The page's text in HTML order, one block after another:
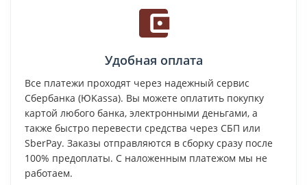
Удобная оплата
Все платежи проходят через надежный сервис
Сбербанка (ЮKassa). Вы можете оплатить покупку
картой любого банка, электронными деньгами, а
также быстро перевести средства через СБП или
SberPay. Заказы отправляются в сборку сразу после
100% предоплаты. С наложенным платежом мы не
работаем.